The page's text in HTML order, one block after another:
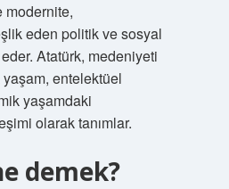
eden politik ve sosyal
Atatürk, medeniyeti
entelektüel
yaşamdaki
olarak tanımlar.
demek?